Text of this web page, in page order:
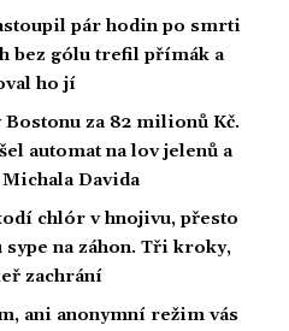
pár hodin po smrti
bez gólu trefil přímák a
ho jí
za 82 milionů Kč.
automat na lov jelenů a
Davida
chlór v hnojivu, přesto
sype na záhon. Tři kroky,
zachrání
ani anonymní režim vás